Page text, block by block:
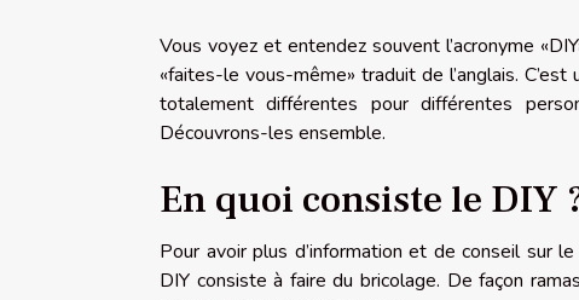
Vous voyez et entendez souvent l’acronyme
«faites-le vous-même» traduit de l’anglais.
totalement différentes pour différentes
Découvrons-les ensemble.
En quoi consiste le DIY
Pour avoir plus d’information et de conseil sur
DIY consiste à faire du bricolage. De façon